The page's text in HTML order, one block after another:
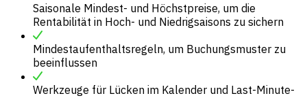
Saisonale Mindest- und Höchstpreise, um die
Rentabilität in Hoch- und Niedrigsaisons zu sichern
Mindestaufenthaltsregeln, um Buchungsmuster zu
beeinflussen
Werkzeuge für Lücken im Kalender und Last-Minute-